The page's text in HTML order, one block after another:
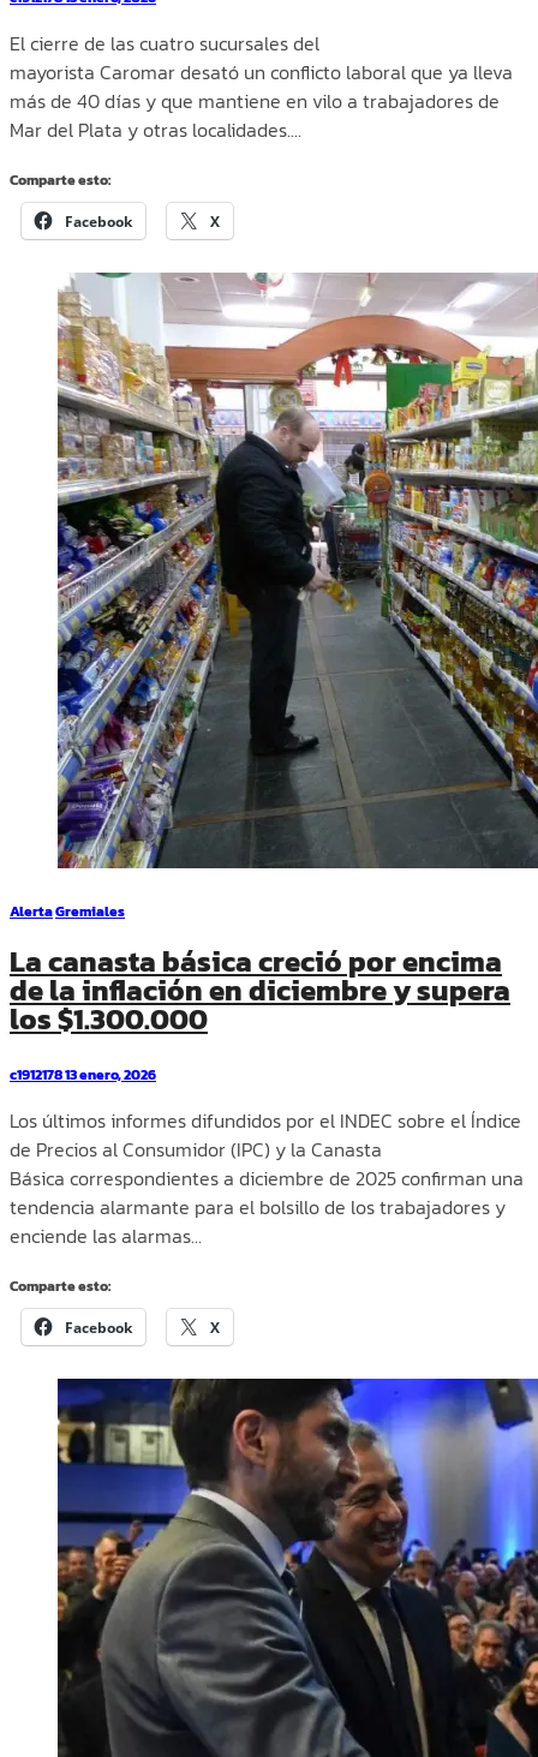
El cierre de las cuatro sucursales del
mayorista Caromar desató un conflicto laboral que ya lleva
más de 40 días y que mantiene en vilo a trabajadores de
Mar del Plata y otras localidades.…
Comparte esto:
Facebook X
AlertaGremiales
La canasta básica creció por encima
de la inflación en diciembre y supera
los $1.300.000
c191217813 enero, 2026
Los últimos informes difundidos por el INDEC sobre el Índice
de Precios al Consumidor (IPC) y la Canasta
Básica correspondientes a diciembre de 2025 confirman una
tendencia alarmante para el bolsillo de los trabajadores y
enciende las alarmas…
Comparte esto:
Facebook X